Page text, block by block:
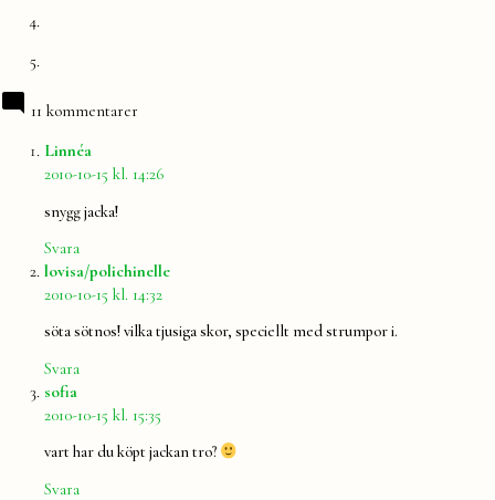
11 kommentarer
Linnéa
2010-10-15 kl. 14:26
snygg jacka!
Svara
lovisa/polichinellesäger:
2010-10-15 kl. 14:32
söta sötnos! vilka tjusiga skor, speciellt med strumpor i.
Svara
sofia
2010-10-15 kl. 15:35
vart har du köpt jackan tro?
Svara